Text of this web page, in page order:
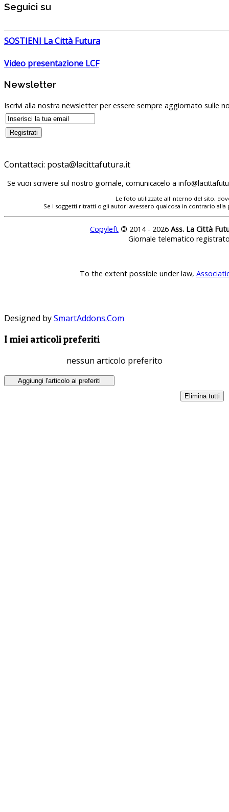
Seguici su
SOSTIENI La Città Futura
Video presentazione LCF
Newsletter
Iscrivi alla nostra newsletter per essere sempre aggiornato sulle
Contattaci: posta@lacittafutura.it
Se vuoi scrivere sul nostro giornale, comunicacelo a
Le foto utilizzate all'interno del sito,
Se i soggetti ritratti o gli autori avessero qualcosa in contrario
Copyleft © 2014 - 2026 Ass. La Città
Giornale telematico
To the extent possible under law,
Designed bySmartAddons.Com
I miei articoli preferiti
nessun articolo preferito